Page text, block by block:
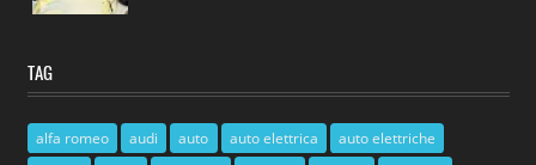
TAG
alfa romeo audi auto auto elettrica
auto elettriche